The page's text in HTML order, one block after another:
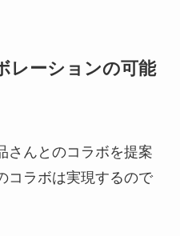
レーションの可能
さんとのコラボを提案
コラボは実現するので